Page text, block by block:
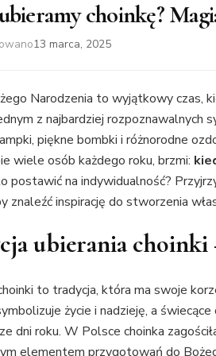
choinkę?
13 marca, 2025
Narodzenia to wyjątkowy czas,
z najbardziej
piękne bombki i różnorodne
wiele osób każdego roku, brzmi:
postawić na indywidualność?
znaleźć inspirację do stworzenia
ubierania choinki
to tradycja, która ma swoje
życie i nadzieję, a
dni roku. W Polsce choinka
elementem przygotowań do